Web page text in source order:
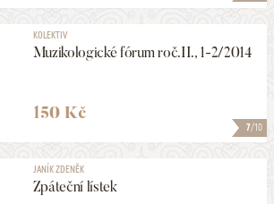
7/10
KOLEKTIV
Muzikologické fórum roč.II., 1-2/2014
150 Kč
JANÍK ZDENĚK
Zpáteční lístek